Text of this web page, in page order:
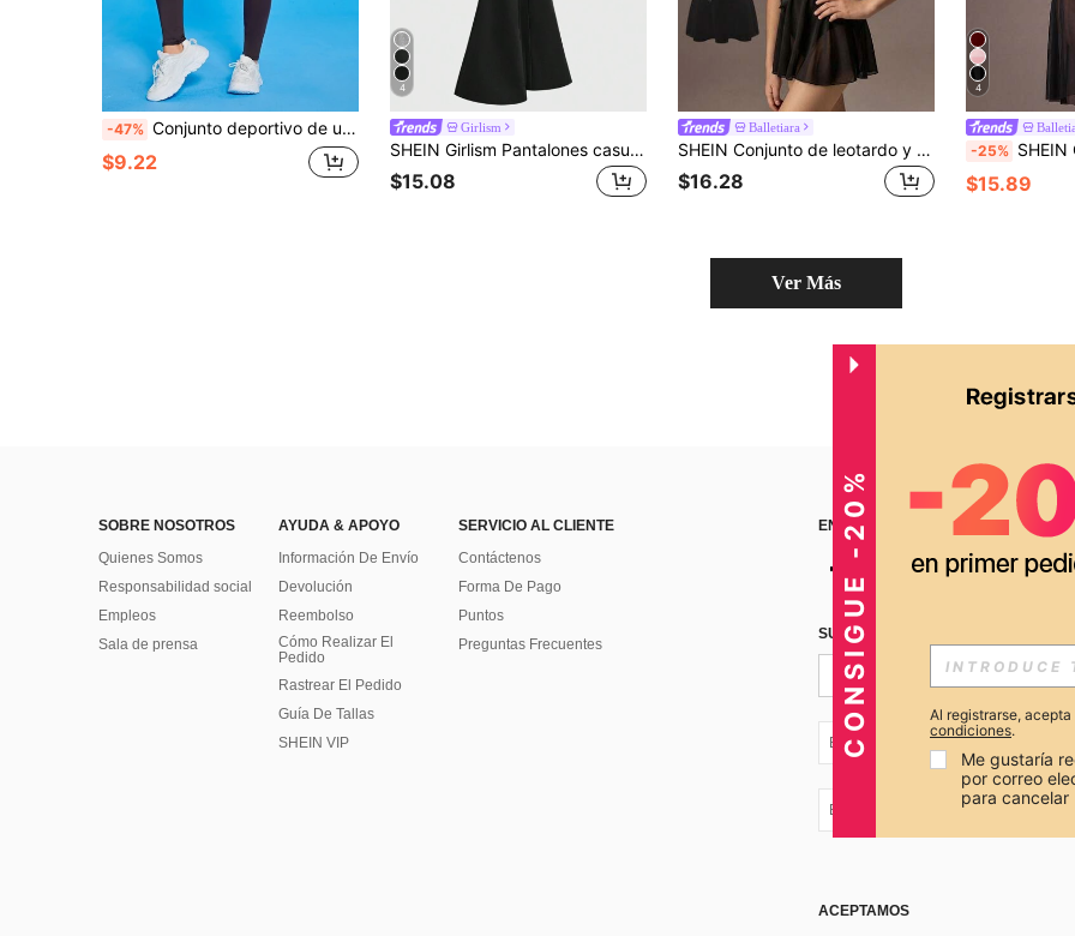
-47% Conjunto deportivo de unicolor con pantalón largo plisado 2 en 1 para niña adolescente
$9.22
4
Girlism
SHEIN Girlism Pantalones casuales para adolescentes de tiro alto, elásticos, deportivos, de yoga, con bolsillos y campana
$15.08
Balletiara
SHEIN Conjunto de leotardo y falda de ballet para adolescentes, leotardo sin mangas negro de alta elasticidad con diseño de busto plisado, combinado con falda de gasa ligera
$16.28
4
-25% SHEIN Conjunto de top corto
$15.89
Ver Más
SOBRE NOSOTROS
Quienes Somos
Responsabilidad social
Empleos
Sala de prensa
AYUDA & APOYO
Información De Envío
Devolución
Reembolso
Cómo Realizar El
Pedido
Rastrear El Pedido
Guía De Tallas
SHEIN VIP
SERVICIO AL CLIENTE
Contáctenos
Forma De Pago
Puntos
Preguntas Frecuentes
ENCUÉNTRANOS EN
SUSCRÍBETE PARA RECIBIR
EC + 593
EC + 593
ACEPTAMOS
CONSIGUE -20%
Al registrarse,
condiciones.
Me gustaría
por correo
para cancelar